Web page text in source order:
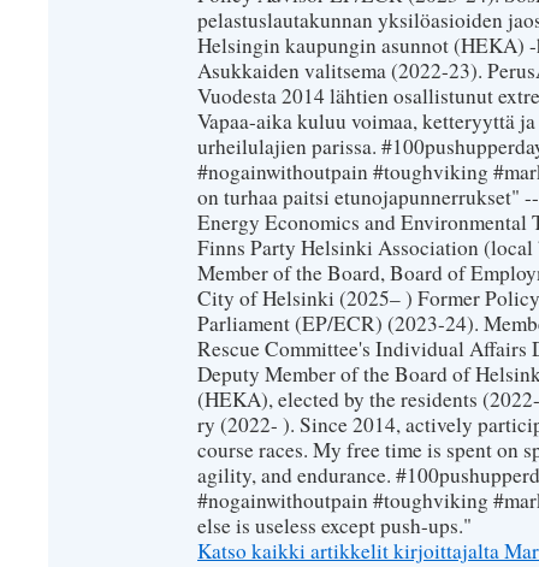
pelastuslautakunnan yksilöasioiden
Helsingin kaupungin asunnot (HEKA)
Asukkaiden valitsema (2022-23).
Vuodesta 2014 lähtien osallistunut
Vapaa-aika kuluu voimaa, ketteryyttä
urheilulajien parissa.
#nogainwithoutpain #toughviking
on turhaa paitsi etunojapunnerrukset"
Energy Economics and Environmental
Finns Party Helsinki Association
Member of the Board, Board of
City of Helsinki (2025– ) Former
Parliament (EP/ECR) (2023-24).
Rescue Committee's Individual Affairs
Deputy Member of the Board of
(HEKA), elected by the residents
ry (2022- ). Since 2014, actively
course races. My free time is spent on
agility, and endurance.
#nogainwithoutpain #toughviking
else is useless except push-ups."
Katso kaikki artikkelit kirjoittajalta